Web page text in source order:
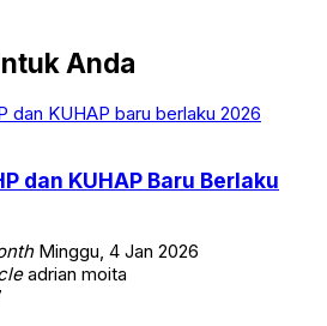
Anda
dan KUHAP Baru Berlaku
Minggu, 4 Jan 2026
adrian moita